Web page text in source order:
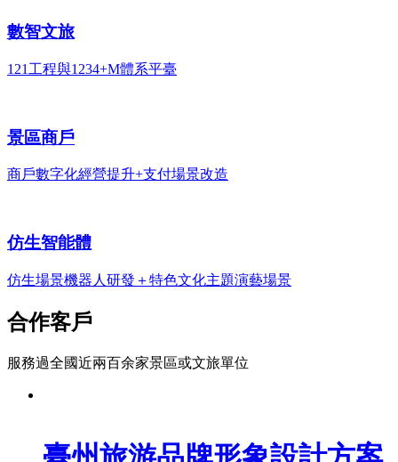
數智文旅
121工程與1234+M體系平臺
景區商戶
商戶數字化經營提升+支付場景改造
仿生智能體
仿生場景機器人研發＋特色文化主題演藝場景
合作客戶
服務過全國近兩百余家景區或文旅單位